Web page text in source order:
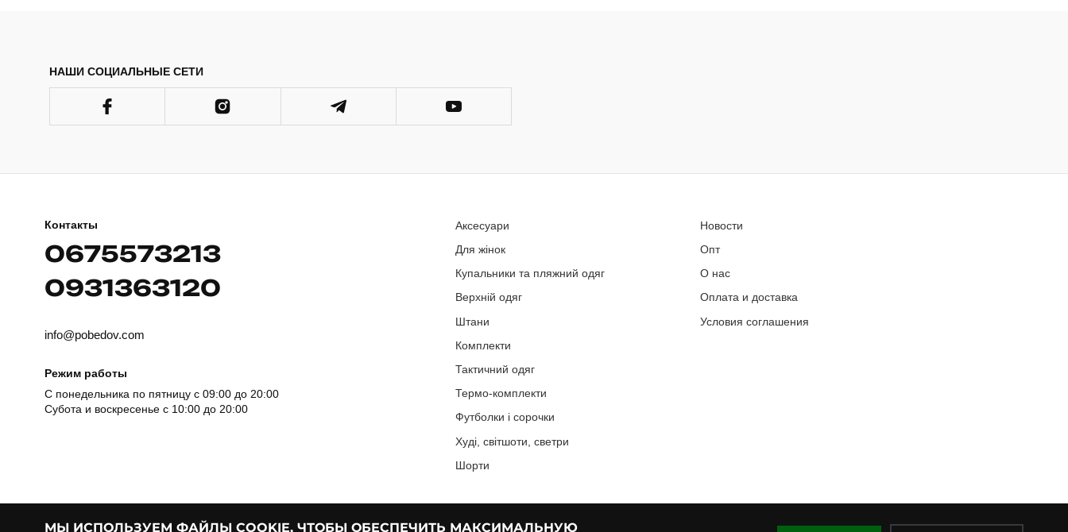
МЫ ИСПОЛЬЗУЕМ ФАЙЛЫ COOKIE, ЧТОБЫ ОБЕСПЕЧИТЬ МАКСИМАЛЬНУЮ
НАШИ СОЦИАЛЬНЫЕ СЕТИ
Контакты
0675573213
0931363120
info@pobedov.com
Режим работы
С понедельника по пятницу с 09:00 до 20:00
Субота и воскресенье с 10:00 до 20:00
Аксесуари
Для жінок
Купальники та пляжний одяг
Верхній одяг
Штани
Комплекти
Тактичний одяг
Термо-комплекти
Футболки і сорочки
Худі, світшоти, светри
Шорти
Новости
Опт
О нас
Оплата и доставка
Условия соглашения